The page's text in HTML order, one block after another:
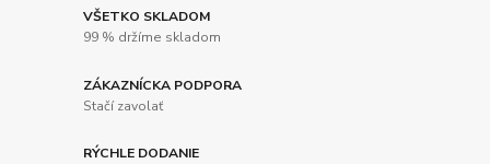
VŠETKO SKLADOM
99 % držíme skladom
ZÁKAZNÍCKA PODPORA
Stačí zavolať
RÝCHLE DODANIE